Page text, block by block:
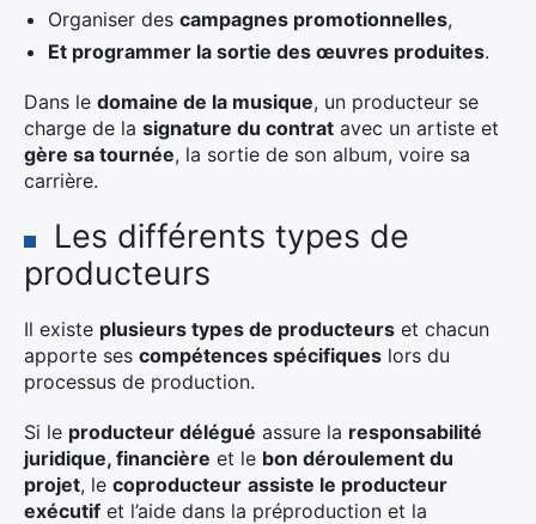
Organiser des campagnes promotionnelles,
Et programmer la sortie des œuvres produites.
Dans le domaine de la musique, un producteur se
charge de la signature du contrat avec un artiste et
gère sa tournée, la sortie de son album, voire sa
carrière.
Les différents types de
producteurs
Il existe plusieurs types de producteurs et chacun
apporte ses compétences spécifiques lors du
processus de production.
Si le producteur délégué assure la responsabilité
juridique, financière et le bon déroulement du
projet, le coproducteur assiste le producteur
exécutif et l’aide dans la préproduction et la